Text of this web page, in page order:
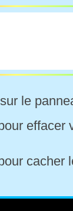
le
effacer
cacher